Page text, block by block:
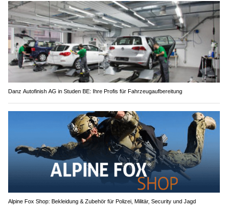
Danz Autofinish AG in Studen BE: Ihre Profis für Fahrzeugaufbereitung
Alpine Fox Shop: Bekleidung & Zubehör für Polizei, Militär, Security und Jagd